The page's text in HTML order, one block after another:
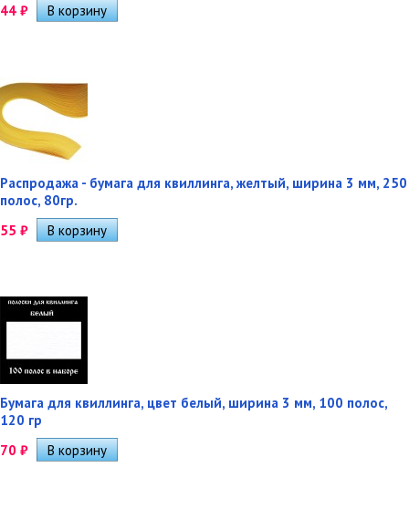
44 ₽
Распродажа - бумага для квиллинга, желтый, ширина 3 мм, 250
полос, 80гр.
55 ₽
Бумага для квиллинга, цвет белый, ширина 3 мм, 100 полос,
120 гр
70 ₽